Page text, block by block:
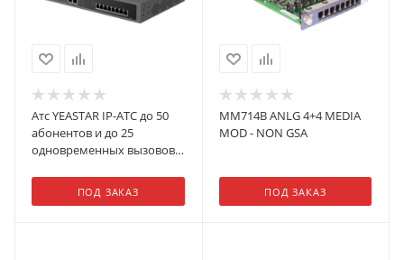
Атс YEASTAR IP-АТС до 50
абонентов и до 25
одновременных вызовов,
аналоговые линии/
телефоны, линии BRI и
ПОД ЗАКАЗ
MM714B ANLG 4+4 MEDIA
MOD - NON GSA
ПОД ЗАКАЗ